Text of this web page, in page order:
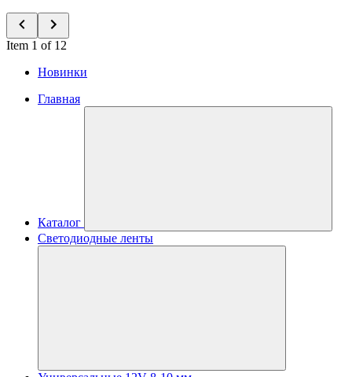
Item 1 of 12
Новинки
Главная
Каталог
Светодиодные ленты